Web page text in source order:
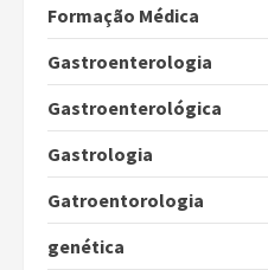
Formação Médica
Gastroenterologia
Gastroenterológica
Gastrologia
Gatroentorologia
genética